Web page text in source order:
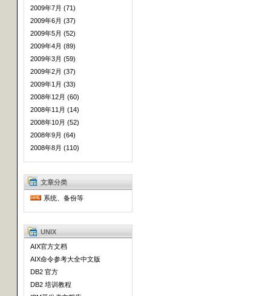
2009年7月 (71)
2009年6月 (37)
2009年5月 (52)
2009年4月 (89)
2009年3月 (59)
2009年2月 (37)
2009年1月 (33)
2008年12月 (60)
2008年11月 (14)
2008年10月 (52)
2008年9月 (64)
2008年8月 (110)
文章分类
系统、备份等
UNIX
AIX官方文档
AIX命令参考大全中文版
DB2 官方
DB2 培训教程